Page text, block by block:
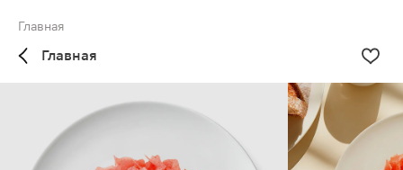
Главная
Главная